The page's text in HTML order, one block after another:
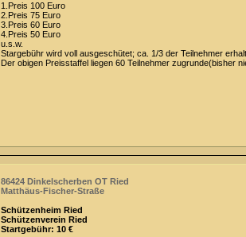
1.Preis 100 Euro
2.Preis 75 Euro
3.Preis 60 Euro
4.Preis 50 Euro
u.s.w.
Stargebühr wird voll ausgeschütet; ca. 1/3 der Teilnehmer
Der obigen Preisstaffel liegen 60 Teilnehmer zugrunde(bisher
86424 Dinkelscherben OT Ried
Matthäus-Fischer-Straße
Schützenheim Ried
Schützenverein Ried
Startgebühr: 10 €